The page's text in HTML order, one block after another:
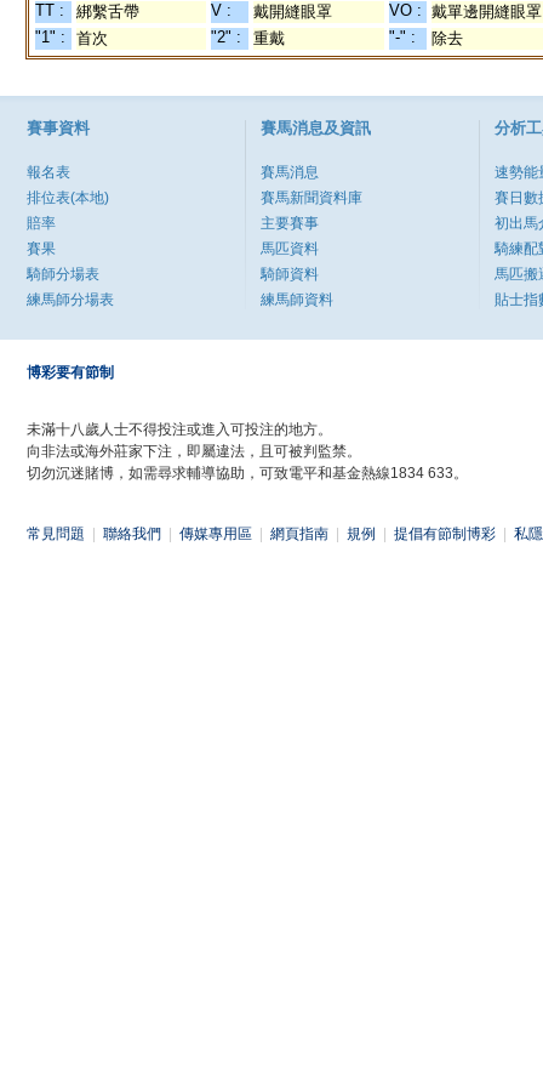
TT : 綁繫舌帶 V : 戴開縫眼罩 VO : 戴單邊開縫眼罩
"1" :
首次 "2" : 重戴 "-" : 除去
賽事資料
報名表
排位表(本地)
賠率
賽果
騎師分場表
練馬師分場表
賽馬消息及資訊
賽馬消息
賽馬新聞資料庫
主要賽事
馬匹資料
騎師資料
練馬師資料
分析
速勢能
賽日數
初出馬
騎練配
馬匹搬
貼士指
博彩要有節制
未滿十八歲人士不得投注或進入可投注的地方。
向非法或海外莊家下注，即屬違法，且可被判監禁。
切勿沉迷賭博，如需尋求輔導協助，可致電平和基金熱線1834 633。
常見問題 聯絡我們 傳媒專用區 網頁指南 規例 提倡有節制博彩 私